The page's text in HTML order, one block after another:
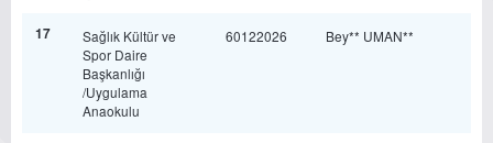
17
Sağlık Kültür ve
Spor Daire
Başkanlığı
/Uygulama
Anaokulu
60122026 Bey** UMAN**